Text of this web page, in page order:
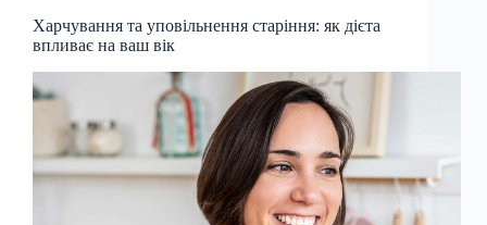
Харчування та уповільнення старіння: як дієта
впливає на ваш вік